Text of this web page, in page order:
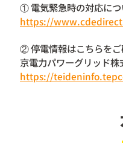
① 電気緊急時の対応につ
https://
② 停電情報はこちらを
京電力パワーグリッド株
https://